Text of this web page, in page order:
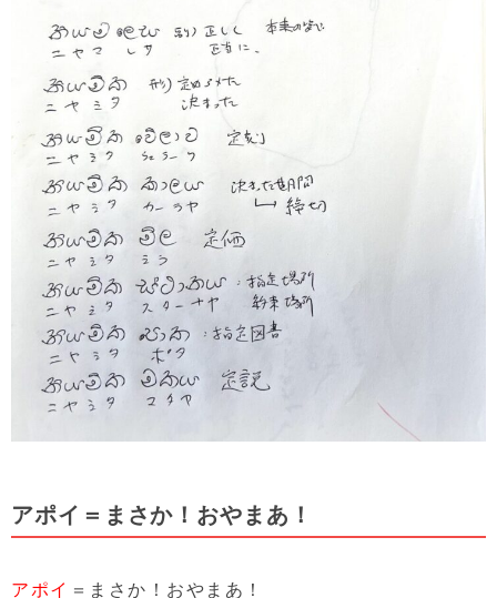
アポイ＝まさか！おやまあ！
アポイ ＝まさか！おやまあ！